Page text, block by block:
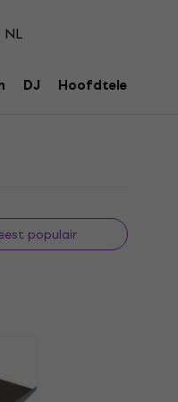
NL
DJ Hoofdtelefoons
populair